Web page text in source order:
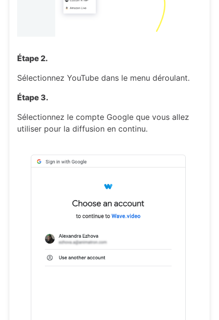
Étape 2.
Sélectionnez YouTube dans le menu déroulant.
Étape 3.
Sélectionnez le compte Google que vous allez
utiliser pour la diffusion en continu.